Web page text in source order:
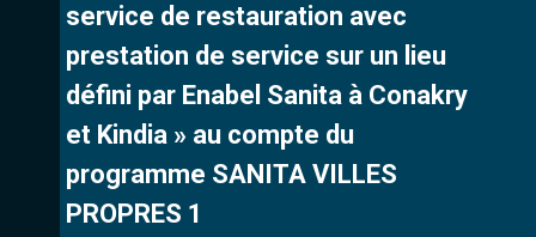
service de restauration avec
prestation de service sur un lieu
défini par Enabel Sanita à Conakry
et Kindia » au compte du
programme SANITA VILLES
PROPRES 1